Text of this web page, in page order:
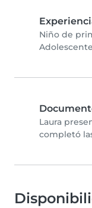
Niño de
Adolescente
Laura
completó